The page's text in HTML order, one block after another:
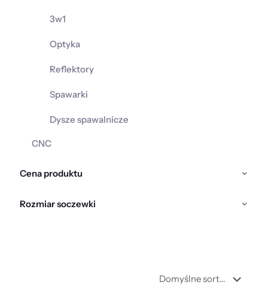
3w1
Optyka
Reflektory
Spawarki
Dysze spawalnicze
CNC
Cena produktu
Rozmiar soczewki